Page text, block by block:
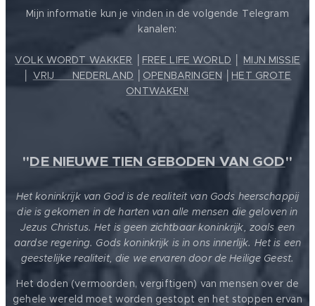
Mijn informatie kun je vinden in de volgende Telegram
kanalen:
VOLK WORDT WAKKER FREE LIFE WORLD
MIJN MISSIE
VRIJ ❤️ NEDERLAND OPENBARINGEN
HET GROTE
ONTWAKEN!
"DE NIEUWE TIEN GEBODEN VAN GOD"
Het koninkrijk van God is de realiteit van Gods heerschappij
die is gekomen in de harten van alle mensen die geloven in
Jezus Christus. Het is geen zichtbaar koninkrijk, zoals een
aardse regering. Gods koninkrijk is in ons innerlijk. Het is een
geestelijke realiteit, die we ervaren door de Heilige Geest.
Het doden (vermoorden, vergiftigen) van mensen over de
gehele wereld moet worden gestopt en het stoppen ervan